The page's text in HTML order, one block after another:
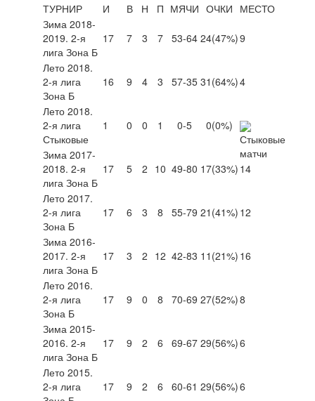
ТУРНИР
И В Н П МЯЧИ ОЧКИ МЕСТО
Зима 2018-
2019. 2-я
лига Зона Б
17 7 3 7 53-64 24(47%)9
Лето 2018.
2-я лига
Зона Б
16 9 4 3 57-35 31 (64%)4
Лето 2018.
2-я лига
Стыковые
1 0 0 1 0-5 0(0%)
Зима 2017-
2018. 2-я
лига Зона Б
17 5 2 10 49-80 17(33%) 14
Лето 2017.
2-я лига
Зона Б
17 6 3 8 55-79 21 (41%) 12
Зима 2016-
2017. 2-я
лига Зона Б
17 3 2 12 42-83 11 (21%) 16
Лето 2016.
2-я лига
Зона Б
17 9 0 8 70-69 27(52%)8
Зима 2015-
2016. 2-я
лига Зона Б
17 9 2 6 69-67 29(56%)6
Лето 2015.
2-я лига
17 9 2 6 60-61 29(56%)6